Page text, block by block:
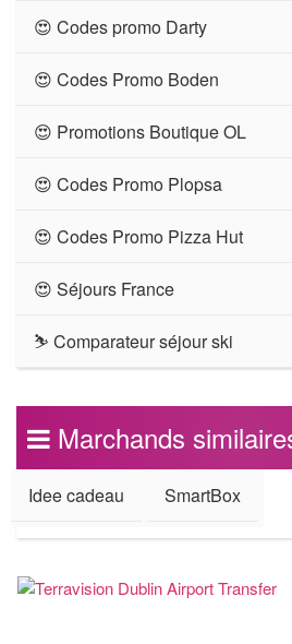
😍 Codes promo Darty
😍 Codes Promo Boden
😍 Promotions Boutique OL
😍 Codes Promo Plopsa
😍 Codes Promo Pizza Hut
😍 Séjours France
⛷ Comparateur séjour ski
Marchands
Idee cadeau SmartBox